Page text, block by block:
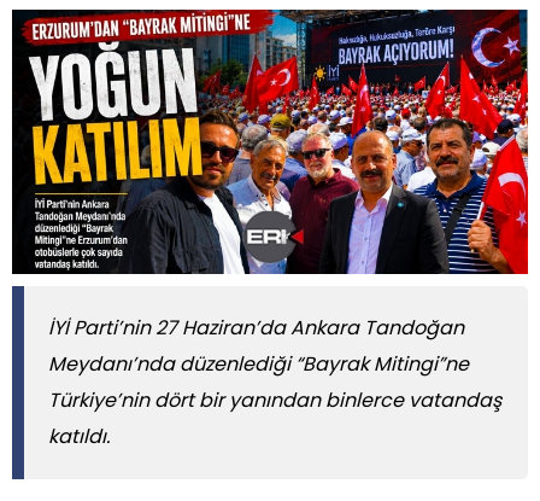
İYİ Parti’nin 27 Haziran’da Ankara Tandoğan
Meydanı’nda düzenlediği “Bayrak Mitingi”ne
Türkiye’nin dört bir yanından binlerce vatandaş
katıldı.